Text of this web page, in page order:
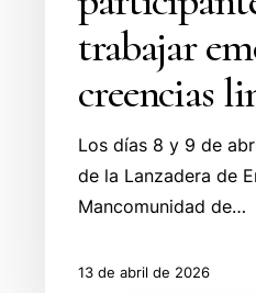
trabajar
creencias
Los días 8 y 9 de
de la Lanzadera de
Mancomunidad de…
13 de abril de 2026